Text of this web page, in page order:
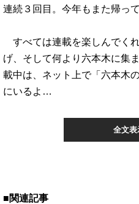
連続３回目。今年もまた帰っ
すべては連載を楽しんでく
げ、そして何より六本木に集
載中は、ネット上で「六本木
にいるよ…
全文表
■関連記事